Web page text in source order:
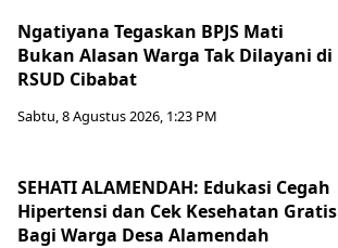
Ngatiyana Tegaskan BPJS Mati
Bukan Alasan Warga Tak Dilayani di
RSUD Cibabat
Sabtu, 8 Agustus 2026, 1:23 PM
SEHATI ALAMENDAH: Edukasi Cegah
Hipertensi dan Cek Kesehatan Gratis
Bagi Warga Desa Alamendah